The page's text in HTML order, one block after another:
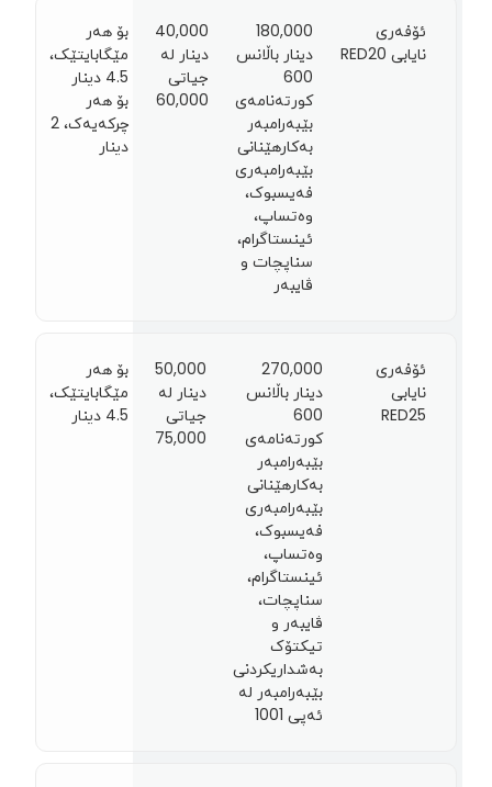
ئۆفەری
نایابی RED20
180,000
دینار باڵانس
600
کورتەنامەی
بێبەرامبەر
بەکارهێنانی
بێبەرامبەری
فەیسبوک،
وەتساپ،
ئینستاگرام،
سناپچات و
ڤایبەر
40,000
دینار لە
جیاتی
60,000
بۆ هەر
مێگابایتێک،
4.5 دينار
بۆ هەر
چرکەیەک، 2
دينار
ئۆفەری
نایابی
RED25
270,000
دینار باڵانس
600
کورتەنامەی
بێبەرامبەر
بەکارهێنانی
بێبەرامبەری
فەیسبوک،
وەتساپ،
ئینستاگرام،
سناپچات،
ڤایبەر و
تیکتۆک
بەشداریکردنی
بێبەرامبەر لە
ئەپی 1001
50,000
دینار لە
جیاتی
75,000
بۆ هەر
مێگابایتێک،
4.5 دينار